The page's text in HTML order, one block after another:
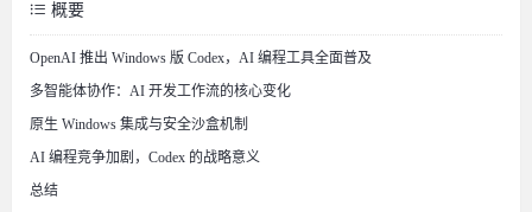
概要
OpenAI 推出 Windows 版 Codex，AI 编程工具全面普及
多智能体协作：AI 开发工作流的核心变化
原生 Windows 集成与安全沙盒机制
AI 编程竞争加剧，Codex 的战略意义
总结